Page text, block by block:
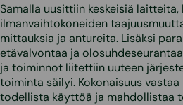
Samalla uusittiin keskeisiä
ilmanvaihtokoneiden
mittauksia ja antureita. Lisäksi
etävalvontaa ja
ja toiminnot liitettiin uuteen
toiminta säilyi. Kokonaisuus
todellista käyttöä ja mahdollistaa